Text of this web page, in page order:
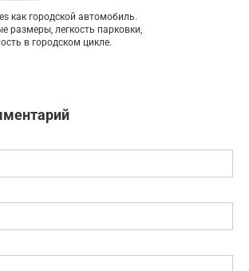
как городской автомобиль.
размеры, легкость парковки,
в городском цикле.